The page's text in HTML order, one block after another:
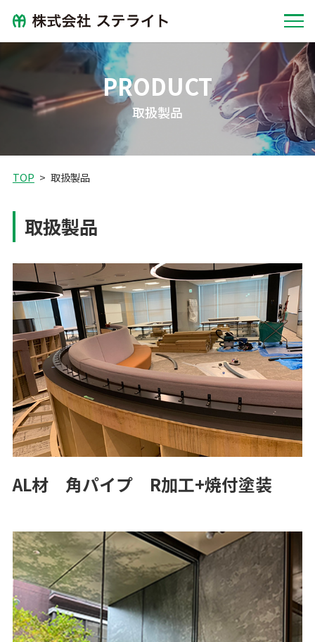
PRODUCT
取扱製品
TOP 取扱製品
取扱製品
AL材 角パイプ R加工+焼付塗装